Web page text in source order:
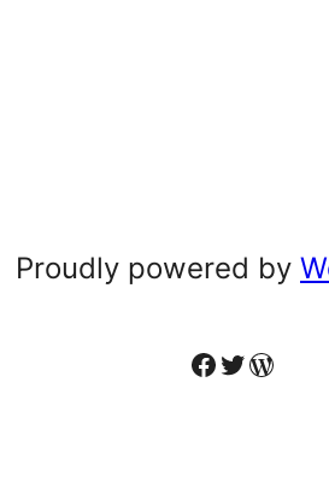
Proudly powered by
Facebook
Twitter